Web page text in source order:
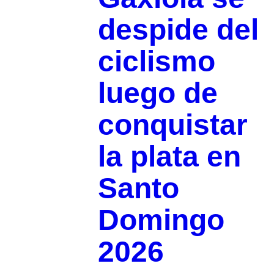
despide del
ciclismo
luego de
conquistar
la plata en
Santo
Domingo
2026